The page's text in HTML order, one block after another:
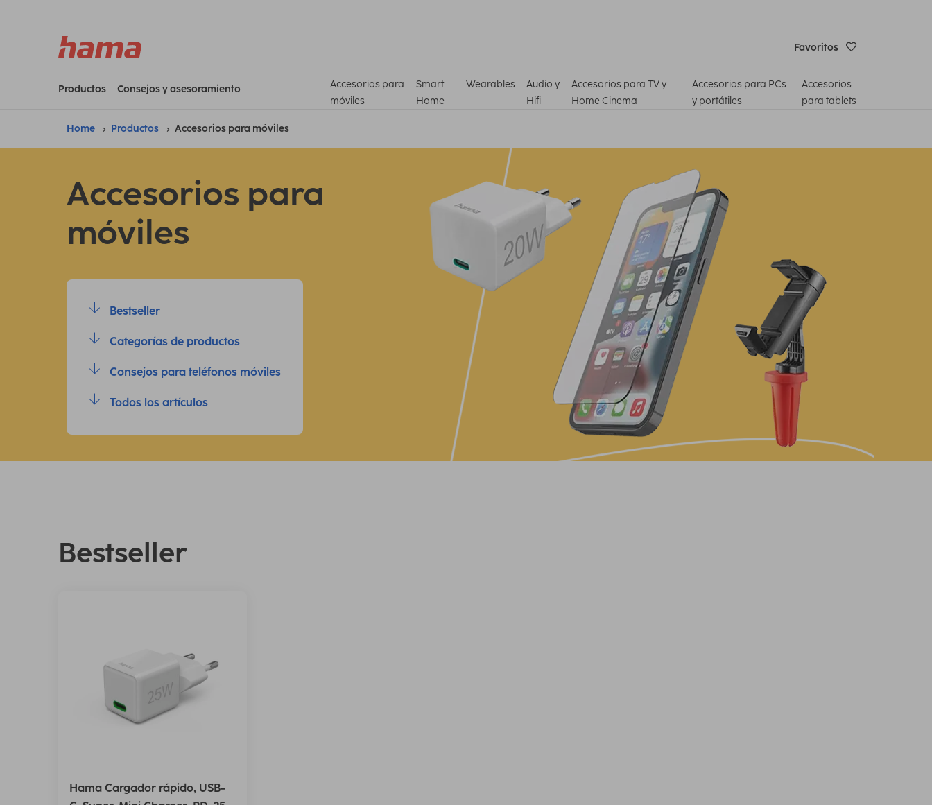
Favoritos
Productos Consejos y asesoramiento
Accesorios para
móviles
Smart
Home
Wearables
Audio y
Hifi
Accesorios para TV y
Home Cinema
Accesorios para PCs
y portátiles
Accesorios
para tablets
Home Productos Accesorios para móviles
Accesorios para
móviles
Bestseller
Categorías de productos
Consejos para teléfonos móviles
Todos los artículos
Bestseller
Hama Cargador rápido, USB-